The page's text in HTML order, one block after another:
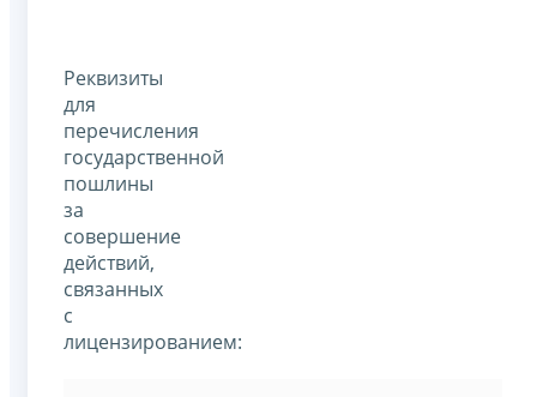
Реквизиты
для
перечисления
государственной
пошлины
за
совершение
действий,
связанных
с
лицензированием: